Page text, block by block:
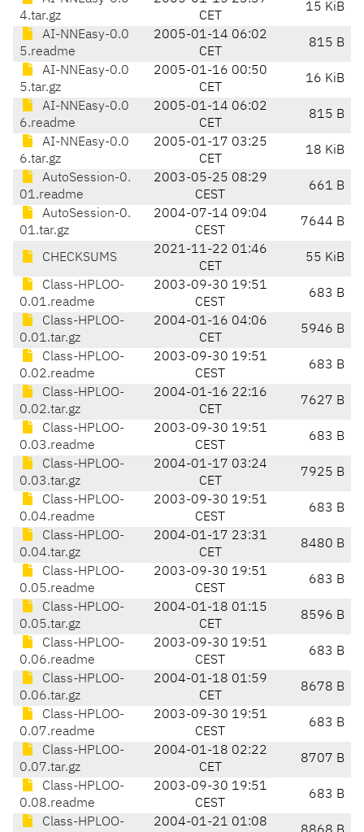
4.tar.gz
CET
15 KiB
AI-NNEasy-0.0
5.readme
2005-01-14 06:02
CET
815 B
AI-NNEasy-0.0
5.tar.gz
2005-01-16 00:50
CET
16 KiB
AI-NNEasy-0.0
6.readme
2005-01-14 06:02
CET
815 B
AI-NNEasy-0.0
6.tar.gz
2005-01-17 03:25
CET
18 KiB
AutoSession-0.
01.readme
2003-05-25 08:29
CEST
661 B
AutoSession-0.
01.tar.gz
2004-07-14 09:04
CEST
7644 B
CHECKSUMS
2021-11-22 01:46
CET
55 KiB
Class-HPLOO-
0.01.readme
2003-09-30 19:51
CEST
683 B
Class-HPLOO-
0.01.tar.gz
2004-01-16 04:06
CET
5946 B
Class-HPLOO-
0.02.readme
2003-09-30 19:51
CEST
683 B
Class-HPLOO-
0.02.tar.gz
2004-01-16 22:16
CET
7627 B
Class-HPLOO-
0.03.readme
2003-09-30 19:51
CEST
683 B
Class-HPLOO-
0.03.tar.gz
2004-01-17 03:24
CET
7925 B
Class-HPLOO-
0.04.readme
2003-09-30 19:51
CEST
683 B
Class-HPLOO-
0.04.tar.gz
2004-01-17 23:31
CET
8480 B
Class-HPLOO-
0.05.readme
2003-09-30 19:51
CEST
683 B
Class-HPLOO-
0.05.tar.gz
2004-01-18 01:15
CET
8596 B
Class-HPLOO-
0.06.readme
2003-09-30 19:51
CEST
683 B
Class-HPLOO-
0.06.tar.gz
2004-01-18 01:59
CET
8678 B
Class-HPLOO-
0.07.readme
2003-09-30 19:51
CEST
683 B
Class-HPLOO-
0.07.tar.gz
2004-01-18 02:22
CET
8707 B
Class-HPLOO-
0.08.readme
2003-09-30 19:51
CEST
683 B
Class-HPLOO-
2004-01-21 01:08